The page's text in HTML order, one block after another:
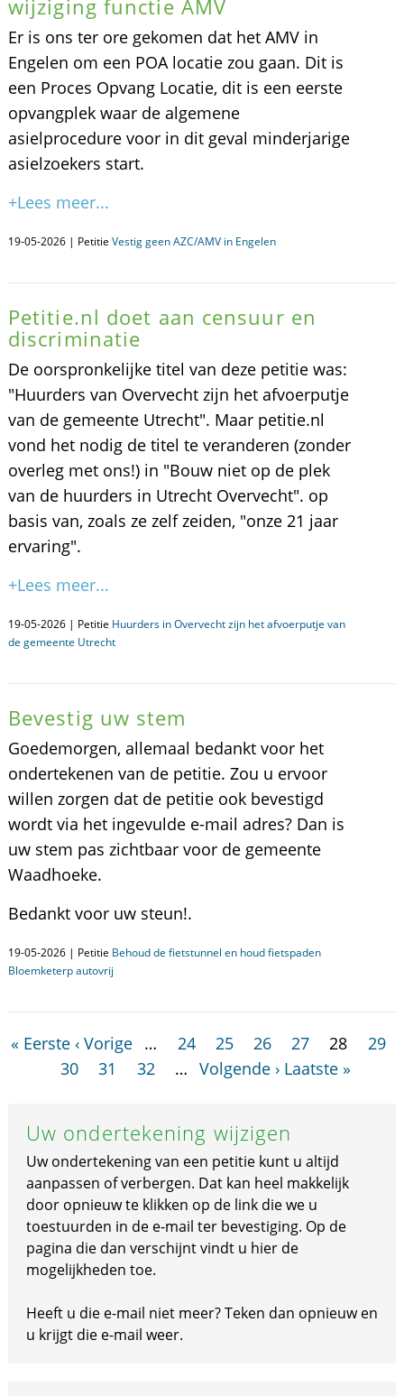
wijziging functie AMV
Er is ons ter ore gekomen dat het AMV in
Engelen om een POA locatie zou gaan. Dit is
een Proces Opvang Locatie, dit is een eerste
opvangplek waar de algemene
asielprocedure voor in dit geval minderjarige
asielzoekers start.
+Lees meer...
19-05-2026 | Petitie Vestig geen AZC/AMV in Engelen
Petitie.nl doet aan censuur en
discriminatie
De oorspronkelijke titel van deze petitie was:
"Huurders van Overvecht zijn het afvoerputje
van de gemeente Utrecht". Maar petitie.nl
vond het nodig de titel te veranderen (zonder
overleg met ons!) in "Bouw niet op de plek
van de huurders in Utrecht Overvecht". op
basis van, zoals ze zelf zeiden, "onze 21 jaar
ervaring".
+Lees meer...
19-05-2026 | Petitie Huurders in Overvecht zijn het afvoerputje van
de gemeente Utrecht
Bevestig uw stem
Goedemorgen, allemaal bedankt voor het
ondertekenen van de petitie. Zou u ervoor
willen zorgen dat de petitie ook bevestigd
wordt via het ingevulde e-mail adres? Dan is
uw stem pas zichtbaar voor de gemeente
Waadhoeke.
Bedankt voor uw steun!.
19-05-2026 | Petitie Behoud de fietstunnel en houd fietspaden
Bloemketerp autovrij
« Eerste ‹ Vorige … 24 25 26 27 28
29
30
31 32 … Volgende › Laatste »
Uw ondertekening wijzigen
Uw ondertekening van een petitie kunt u altijd
aanpassen of verbergen. Dat kan heel makkelijk
door opnieuw te klikken op de link die we u
toestuurden in de e-mail ter bevestiging. Op de
pagina die dan verschijnt vindt u hier de
mogelijkheden toe.
Heeft u die e-mail niet meer? Teken dan opnieuw en
u krijgt die e-mail weer.